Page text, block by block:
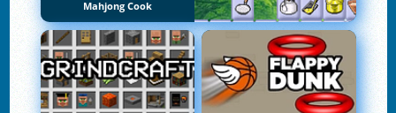
Mahjong Cook